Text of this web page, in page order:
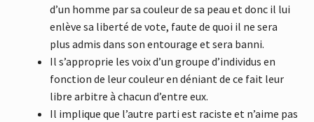
d’un homme par sa couleur de sa peau et donc il lui
enlève sa liberté de vote, faute de quoi il ne sera
plus admis dans son entourage et sera banni.
Il s’approprie les voix d’un groupe d’individus en
fonction de leur couleur en déniant de ce fait leur
libre arbitre à chacun d’entre eux.
Il implique que l’autre parti est raciste et n’aime pas